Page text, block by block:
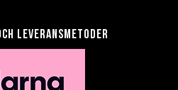
leveransmetoder